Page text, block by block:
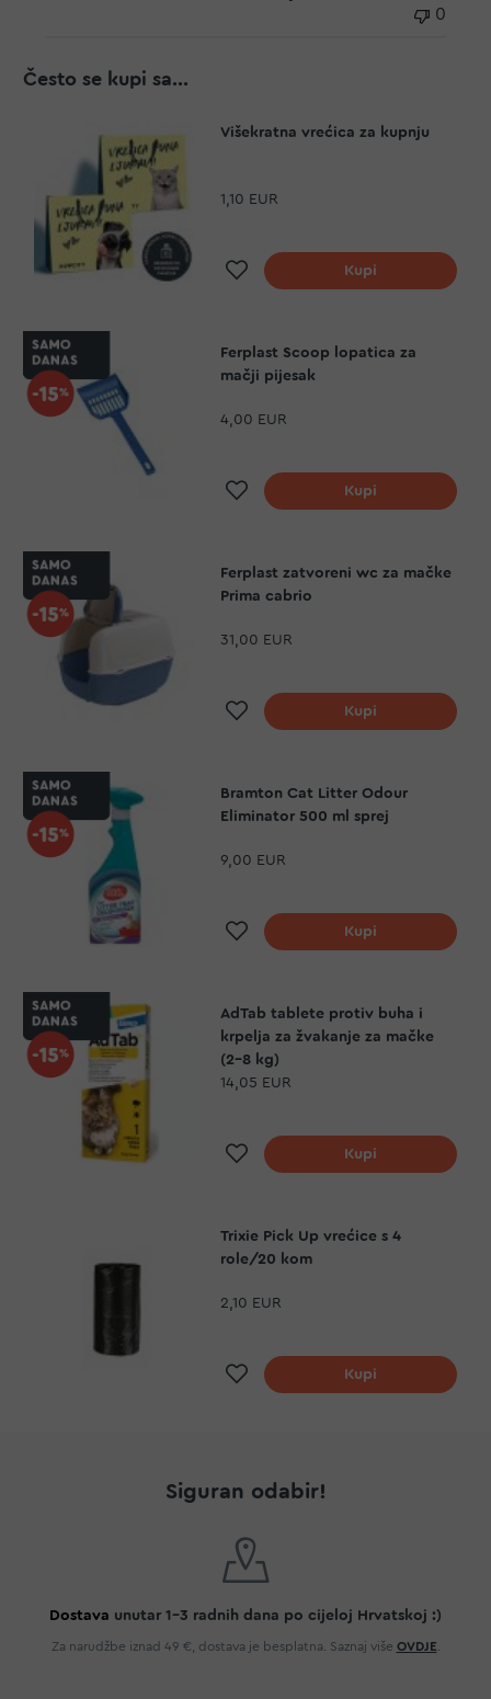
0
Često se kupi sa...
Višekratna vrećica za kupnju
1,10 EUR
Dodaj na listu želja
Kupi
Ferplast Scoop lopatica za
mačji pijesak
4,00 EUR
Dodaj na listu želja
Kupi
Ferplast zatvoreni wc za mačke
Prima cabrio
31,00 EUR
Dodaj na listu želja
Kupi
Bramton Cat Litter Odour
Eliminator 500 ml sprej
9,00 EUR
Dodaj na listu želja
Kupi
AdTab tablete protiv buha i
krpelja za žvakanje za mačke
(2-8 kg)
14,05 EUR
Dodaj na listu želja
Kupi
Trixie Pick Up vrećice s 4
role/20 kom
2,10 EUR
Dodaj na listu želja
Kupi
Siguran odabir!
Dostava unutar 1-3 radnih dana po cijeloj Hrvatskoj :)
Za narudžbe iznad 49 €, dostava je besplatna. Saznaj više OVDJE